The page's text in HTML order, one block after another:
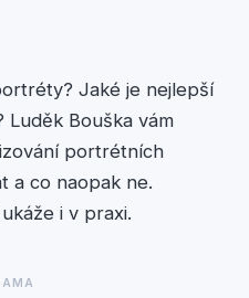
Jaké je nejlepší
Luděk Bouška vám
portrétních
a co naopak ne.
i v praxi.